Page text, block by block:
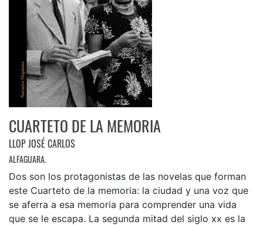
CUARTETO DE LA MEMORIA
LLOP JOSÉ CARLOS
ALFAGUARA.
Dos son los protagonistas de las novelas que forman
este Cuarteto de la memoria: la ciudad y una voz que
se aferra a esa memoria para comprender una vida
que se le escapa. La segunda mitad del siglo xx es la